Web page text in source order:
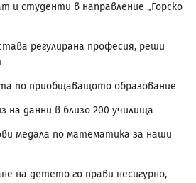
и студенти в направление „Горско
регулирана професия, реши
по приобщаващото образование
на данни в близо 200 училища
медала по математика за наши
на детето го прави несигурно,